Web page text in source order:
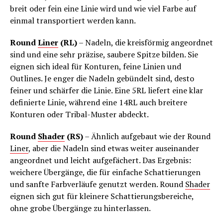
breit oder fein eine Linie wird und wie viel Farbe auf
einmal transportiert werden kann.
RoundLiner (RL)– Nadeln, die kreisförmig angeordnet
sind und eine sehr präzise, saubere Spitze bilden. Sie
eignen sich ideal für Konturen, feine Linien und
Outlines. Je enger die Nadeln gebündelt sind, desto
feiner und schärfer die Linie. Eine 5RL liefert eine klar
definierte Linie, während eine 14RL auch breitere
Konturen oder Tribal-Muster abdeckt.
Round Shader (RS)– Ähnlich aufgebaut wie der Round
Liner, aber die Nadeln sind etwas weiter auseinander
angeordnet und leicht aufgefächert. Das Ergebnis:
weichere Übergänge, die für einfache Schattierungen
und sanfte Farbverläufe genutzt werden. Round Shader
eignen sich gut für kleinere Schattierungsbereiche,
ohne grobe Übergänge zu hinterlassen.